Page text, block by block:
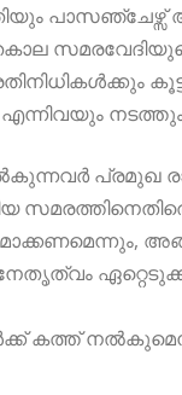
പ്രമുഖ
സമരത്തിനെതിരെ
നേതൃത്വം
കത്ത്